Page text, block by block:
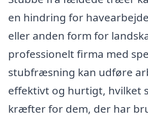
en hindring for
eller anden form for
professionelt firma med
stubfræsning kan udføre
effektivt og hurtigt, hvilket
kræfter for dem, der har